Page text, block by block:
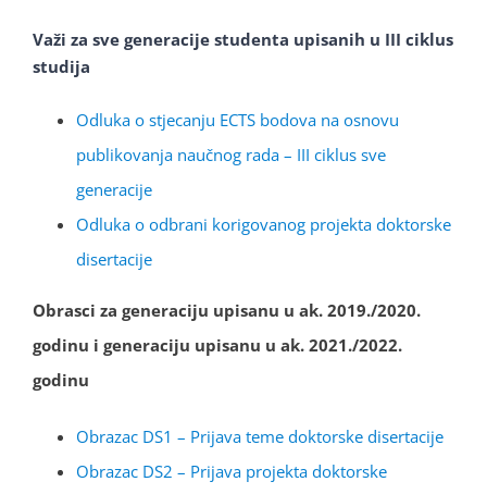
Važi za sve generacije studenta upisanih u III ciklus
studija
Odluka o stjecanju ECTS bodova na osnovu
publikovanja naučnog rada – III ciklus sve
generacije
Odluka o odbrani korigovanog projekta doktorske
disertacije
Obrasci za generaciju upisanu u ak. 2019./2020.
godinu i generaciju upisanu u ak. 2021./2022.
godinu
Obrazac DS1 – Prijava teme doktorske disertacije
Obrazac DS2 – Prijava projekta doktorske